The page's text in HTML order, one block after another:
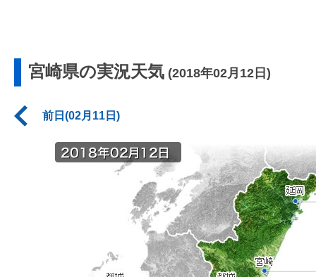
宮崎県の実況天気 (2018年02月12日)
前日(02月11日)